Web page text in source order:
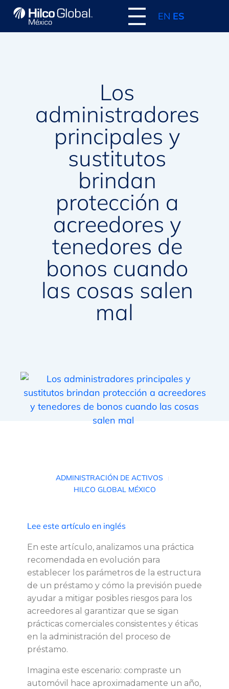
EN ES
Los
administradores
principales y
sustitutos
brindan
protección a
acreedores y
tenedores de
bonos cuando
las cosas salen
mal
s
a
d
m
n
ADMINISTRACIÓN DE ACTIVOS
HILCO GLOBAL MÉXICO
Lee este artículo en inglés
En este artículo, analizamos una práctica
recomendada en evolución para
establecer los parámetros de la estructura
de un préstamo y cómo la previsión puede
ayudar a mitigar posibles riesgos para los
acreedores al garantizar que se sigan
prácticas comerciales consistentes y éticas
en la administración del proceso de
préstamo.
Imagina este escenario: compraste un
automóvil hace aproximadamente un año,